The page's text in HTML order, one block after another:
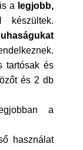
a legjobb,
készültek.
tartósak és
és 2 db
a
használat